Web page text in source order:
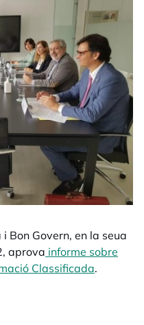
Bon Govern, en la seua
aprova informe sobre
Classificadaopens in
.